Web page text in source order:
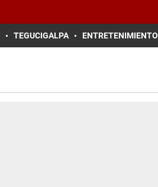
TEGUCIGALPA ENTRETENIMIENTO